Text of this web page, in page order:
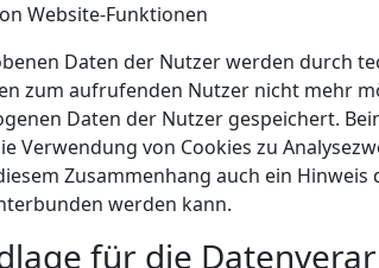
Website-Funktionen
Daten der Nutzer werden durch
zum aufrufenden Nutzer nicht mehr
Daten der Nutzer gespeichert.
Verwendung von Cookies zu
Zusammenhang auch ein
werden kann.
für die